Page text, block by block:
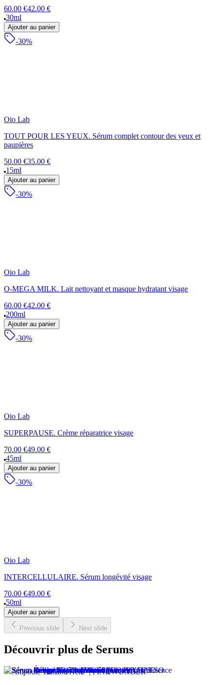
60.00 €42.00 €
30ml
Ajouter au panier
-30%
Oio Lab
TOUT POUR LES YEUX. Sérum complet contour des yeux et
paupières
50.00 €35.00 €
15ml
Ajouter au panier
-30%
Oio Lab
O-MEGA MILK. Lait nettoyant et masque hydratant visage
60.00 €42.00 €
200ml
Ajouter au panier
-30%
Oio Lab
SUPERPAUSE. Crème réparatrice visage
70.00 €49.00 €
45ml
Ajouter au panier
-30%
Oio Lab
INTERCELLULAIRE. Sérum longévité visage
70.00 €49.00 €
50ml
Ajouter au panier
Previous slide Next slide
Découvrir plus de Serums